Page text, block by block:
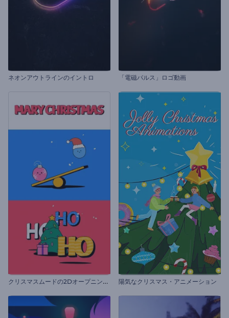
ネオンアウトラインのイントロ 「電磁パルス」ロゴ動画
ク
リスマスムードの2Dオープニング動画 陽気なクリスマス・アニメーション